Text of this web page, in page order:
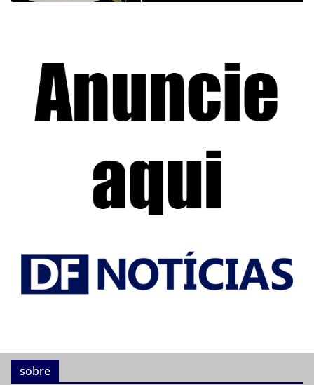
sobre